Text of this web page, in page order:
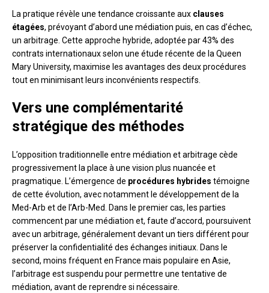
La pratique révèle une tendance croissante aux clauses
étagées, prévoyant d’abord une médiation puis, en cas d’échec,
un arbitrage. Cette approche hybride, adoptée par 43% des
contrats internationaux selon une étude récente de la Queen
Mary University, maximise les avantages des deux procédures
tout en minimisant leurs inconvénients respectifs.
Vers une complémentarité
stratégique des méthodes
L’opposition traditionnelle entre médiation et arbitrage cède
progressivement la place à une vision plus nuancée et
pragmatique. L’émergence de procédures hybrides témoigne
de cette évolution, avec notamment le développement de la
Med-Arb et de l’Arb-Med. Dans le premier cas, les parties
commencent par une médiation et, faute d’accord, poursuivent
avec un arbitrage, généralement devant un tiers différent pour
préserver la confidentialité des échanges initiaux. Dans le
second, moins fréquent en France mais populaire en Asie,
l’arbitrage est suspendu pour permettre une tentative de
médiation, avant de reprendre si nécessaire.